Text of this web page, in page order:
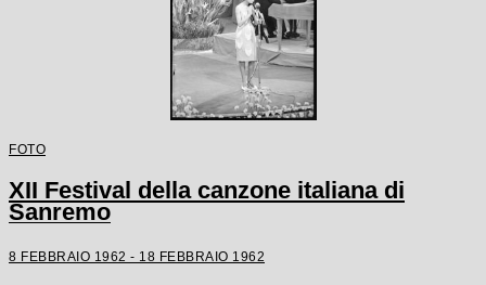
FOTO
XII Festival della canzone italiana di
Sanremo
8 FEBBRAIO 1962 - 18 FEBBRAIO 1962